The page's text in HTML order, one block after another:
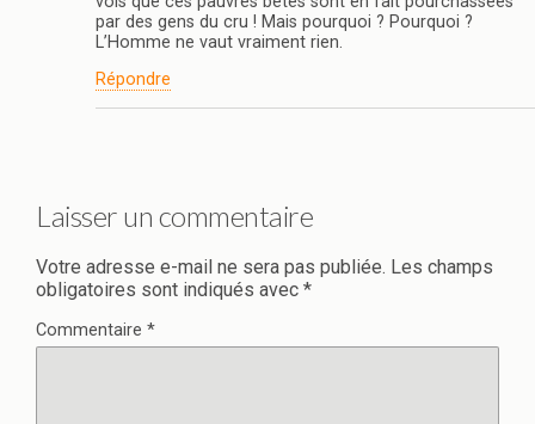
par des gens du cru ! Mais pourquoi ? Pourquoi ?
L’Homme ne vaut vraiment rien.
Répondre
Laisser un commentaire
Votre adresse e-mail ne sera pas publiée. Les champs
obligatoires sont indiqués avec *
Commentaire *